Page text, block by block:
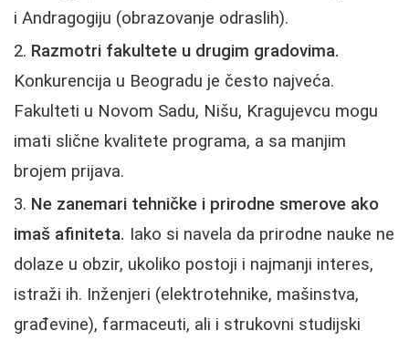
i Andragogiju (obrazovanje odraslih).
Razmotri fakultete u drugim gradovima.
Konkurencija u Beogradu je često najveća.
Fakulteti u Novom Sadu, Nišu, Kragujevcu mogu
imati slične kvalitete programa, a sa manjim
brojem prijava.
Ne zanemari tehničke i prirodne smerove ako
imaš afiniteta. Iako si navela da prirodne nauke ne
dolaze u obzir, ukoliko postoji i najmanji interes,
istraži ih. Inženjeri (elektrotehnike, mašinstva,
građevine), farmaceuti, ali i strukovni studijski